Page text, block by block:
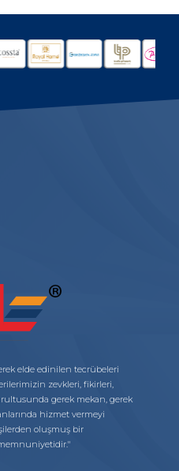
elde edinilen tecrübeleri
zevkleri, fikirleri,
gerek mekan, gerek
hizmet vermeyi
oluşmuş bir